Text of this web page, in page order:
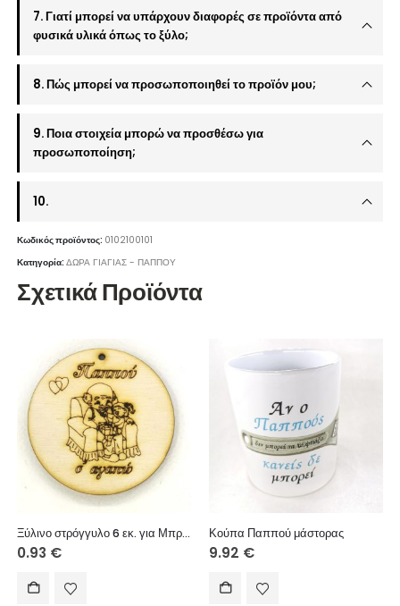
7. Γιατί μπορεί να υπάρχουν διαφορές σε προϊόντα από
φυσικά υλικά όπως το ξύλο;
8. Πώς μπορεί να προσωποποιηθεί το προϊόν μου;
9. Ποια στοιχεία μπορώ να προσθέσω για
προσωποποίηση;
10.
Κωδικός προϊόντος: 0102100101
Κατηγορία:ΔΩΡΑ ΓΙΑΓΙΑΣ - ΠΑΠΠΟΥ
Σχετικά Προϊόντα
Ξύλινο στρόγγυλο 6 εκ. για Μπρελόκ (Παππού σ’ αγαπώ κορίτσι)
0.93 €
Κούπα Παππού μάστορας
9.92 €